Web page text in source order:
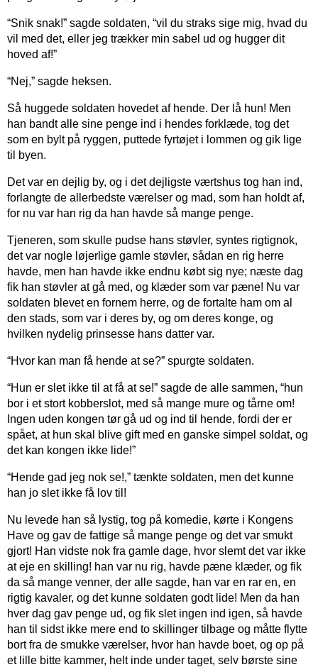
“Snik snak!” sagde soldaten, “vil du straks sige mig, hvad du
vil med det, eller jeg trækker min sabel ud og hugger dit
hoved af!”
“Nej,” sagde heksen.
Så huggede soldaten hovedet af hende. Der lå hun! Men
han bandt alle sine penge ind i hendes forklæde, tog det
som en bylt på ryggen, puttede fyrtøjet i lommen og gik lige
til byen.
Det var en dejlig by, og i det dejligste værtshus tog han ind,
forlangte de allerbedste værelser og mad, som han holdt af,
for nu var han rig da han havde så mange penge.
Tjeneren, som skulle pudse hans støvler, syntes rigtignok,
det var nogle løjerlige gamle støvler, sådan en rig herre
havde, men han havde ikke endnu købt sig nye; næste dag
fik han støvler at gå med, og klæder som var pæne! Nu var
soldaten blevet en fornem herre, og de fortalte ham om al
den stads, som var i deres by, og om deres konge, og
hvilken nydelig prinsesse hans datter var.
“Hvor kan man få hende at se?” spurgte soldaten.
“Hun er slet ikke til at få at se!” sagde de alle sammen, “hun
bor i et stort kobberslot, med så mange mure og tårne om!
Ingen uden kongen tør gå ud og ind til hende, fordi der er
spået, at hun skal blive gift med en ganske simpel soldat, og
det kan kongen ikke lide!”
“Hende gad jeg nok se!,” tænkte soldaten, men det kunne
han jo slet ikke få lov til!
Nu levede han så lystig, tog på komedie, kørte i Kongens
Have og gav de fattige så mange penge og det var smukt
gjort! Han vidste nok fra gamle dage, hvor slemt det var ikke
at eje en skilling! han var nu rig, havde pæne klæder, og fik
da så mange venner, der alle sagde, han var en rar en, en
rigtig kavaler, og det kunne soldaten godt lide! Men da han
hver dag gav penge ud, og fik slet ingen ind igen, så havde
han til sidst ikke mere end to skillinger tilbage og måtte flytte
bort fra de smukke værelser, hvor han havde boet, og op på
et lille bitte kammer, helt inde under taget, selv børste sine